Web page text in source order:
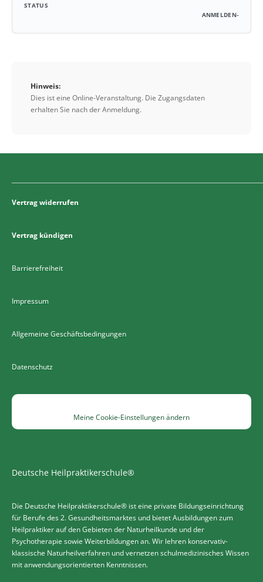
-
Hinweis:
Dies ist eine Online-Veranstaltung. Die Zugangsdaten
erhalten Sie nach der Anmeldung.
Vertrag widerrufen
Vertrag kündigen
Barrierefreiheit
Impressum
Allgemeine Geschäftsbedingungen
Datenschutz
Meine Cookie-Einstellungen ändern
Deutsche Heilpraktikerschule®
Die Deutsche Heilpraktikerschule® ist eine private Bildungseinrichtung
für Berufe des 2. Gesundheitsmarktes und bietet Ausbildungen zum
Heilpraktiker auf den Gebieten der Naturheilkunde und der
Psychotherapie sowie Weiterbildungen an. Wir lehren konservativ-
klassische Naturheilverfahren und vernetzen schulmedizinisches Wissen
mit anwendungsorientierten Kenntnissen.